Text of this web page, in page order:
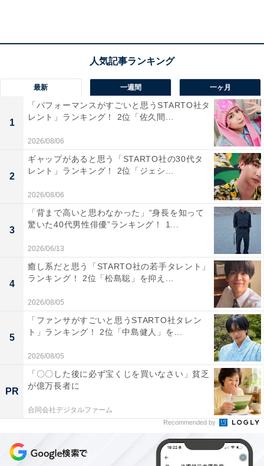
第2位：愛媛県西条市
第2位は「愛媛県西条市（さいじょうし）」でした。愛
媛県の東部に位置し、南には西日本最高峰の石鎚山、北
には瀬戸内海が広がっています。冬にはスキーやスノー
ボードを楽しむことが可能です。
温暖な気候と豊かな自然に恵まれ、良質な自噴水「うち
ぬき」や歴史ある寺院、名湯を有する観光地としても人
気です。はだか麦・あたご柿・春の七草などの産地であ
り、飲料工場や電気機械工場などが立地する四国有数の
工業地帯でもあります。
最新 一週間 一ヶ月
1
「パフォーマンスがすごいと思うSTARTO社タ
レント」ランキング！ 2位「佐久間...
2026/08/06
2
ギャップがあると思う「STARTO社の30代タ
レント」ランキング！ 2位「ジェシ...
2026/08/06
3
「背まで高いと思わなかった」“身長を知って
驚いた40代男性俳優”ランキング！ 1...
2026/06/13
4
癒し系だと思う「STARTO社の若手タレント」
ランキング！ 2位「松島聡」を抑え...
2026/08/05
5
「ファンサがすごいと思うSTARTO社タレン
ト」ランキング！ 2位「中島健人」を...
2026/08/05
PR
「〇〇した後に必ず宝くじを買いなさい」貧乏
が億万長者に
合同会社デジタルファーム
Recommended by